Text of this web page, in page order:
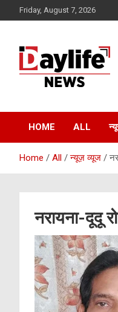
to
Friday, August 7, 2026
HOME ALL
Home All न्यूज़ व्यूज
नरायना-दूदू